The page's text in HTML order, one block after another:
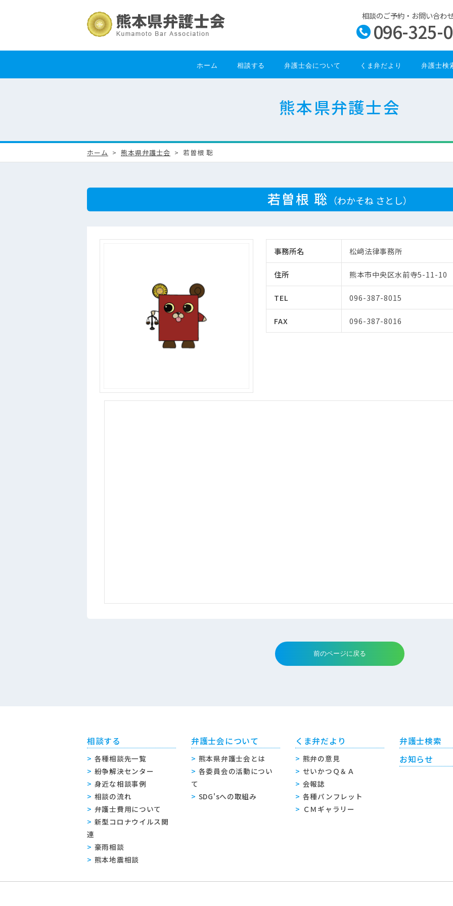
相談のご予約・お問い合わ
096-325-
ホーム 相談する 弁護士会について くま弁だより 弁護士検
熊本県弁護士会
ホーム 熊本県弁護士会 若曽根 聡
若曽根 聡 （わかそね さとし）
事務所名 松﨑法律事務所
住所 熊本市中央区水前寺5-11-
TEL 096-387-8015
FAX 096-387-8016
相談する
各種相談先一覧
紛争解決センター
身近な相談事例
相談の流れ
弁護士費用について
新型コロナウイルス関
連
豪雨相談
熊本地震相談
弁護士会について
熊本県弁護士会とは
各委員会の活動につい
て
SDG'sへの取組み
くま弁だより
熊弁の意見
せいかつＱ＆Ａ
会報誌
各種パンフレット
ＣＭギャラリー
弁護士検索
お知らせ